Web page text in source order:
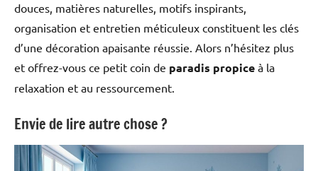
douces, matières naturelles, motifs inspirants,
organisation et entretien méticuleux constituent les clés
d’une décoration apaisante réussie. Alors n’hésitez plus
et offrez-vous ce petit coin de paradis propice à la
relaxation et au ressourcement.
Envie de lire autre chose ?